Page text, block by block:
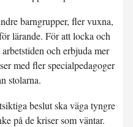
barngrupper, fler vuxna,
lärande. För att locka och
och erbjuda mer
med fler specialpedagoger
stolarna.
beslut ska väga tyngre
på de kriser som väntar.